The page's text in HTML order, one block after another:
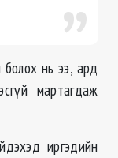
болох нь ээ, ард
мартагдаж
иргэдийн